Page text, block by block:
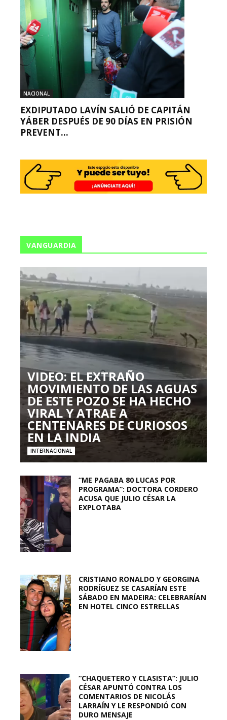
NACIONAL
EXDIPUTADO LAVÍN SALIÓ DE CAPITÁN
YÁBER DESPUÉS DE 90 DÍAS EN PRISIÓN
PREVENT...
VANGUARDIA
VIDEO: EL EXTRAÑO
MOVIMIENTO DE LAS AGUAS
DE ESTE POZO SE HA HECHO
VIRAL Y ATRAE A
CENTENARES DE CURIOSOS
EN LA INDIA
INTERNACIONAL
“ME PAGABA 80 LUCAS POR
PROGRAMA”: DOCTORA CORDERO
ACUSA QUE JULIO CÉSAR LA
EXPLOTABA
CRISTIANO RONALDO Y GEORGINA
RODRÍGUEZ SE CASARÍAN ESTE
SÁBADO EN MADEIRA: CELEBRARÍAN
EN HOTEL CINCO ESTRELLAS
“CHAQUETERO Y CLASISTA”: JULIO
CÉSAR APUNTÓ CONTRA LOS
COMENTARIOS DE NICOLÁS
LARRAÍN Y LE RESPONDIÓ CON
DURO MENSAJE